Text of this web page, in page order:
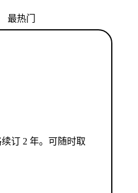
最热门
订 2 年。可随时取